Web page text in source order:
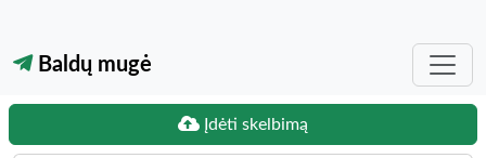
Baldų mugė
Įdėti skelbimą